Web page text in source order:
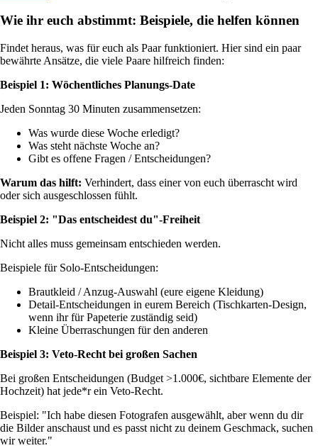
Wie ihr euch abstimmt: Beispiele, die helfen können
Findet heraus, was für euch als Paar funktioniert. Hier sind ein paar
bewährte Ansätze, die viele Paare hilfreich finden:
Beispiel 1: Wöchentliches Planungs-Date
Jeden Sonntag 30 Minuten zusammensetzen:
Was wurde diese Woche erledigt?
Was steht nächste Woche an?
Gibt es offene Fragen / Entscheidungen?
Warum das hilft: Verhindert, dass einer von euch überrascht wird
oder sich ausgeschlossen fühlt.
Beispiel 2: "Das entscheidest du"-Freiheit
Nicht alles muss gemeinsam entschieden werden.
Beispiele für Solo-Entscheidungen:
Brautkleid / Anzug-Auswahl (eure eigene Kleidung)
Detail-Entscheidungen in eurem Bereich (Tischkarten-Design,
wenn ihr für Papeterie zuständig seid)
Kleine Überraschungen für den anderen
Beispiel 3: Veto-Recht bei großen Sachen
Bei großen Entscheidungen (Budget >1.000€, sichtbare Elemente der
Hochzeit) hat jede*r ein Veto-Recht.
Beispiel: "Ich habe diesen Fotografen ausgewählt, aber wenn du dir
die Bilder anschaust und es passt nicht zu deinem Geschmack, suchen
wir weiter."